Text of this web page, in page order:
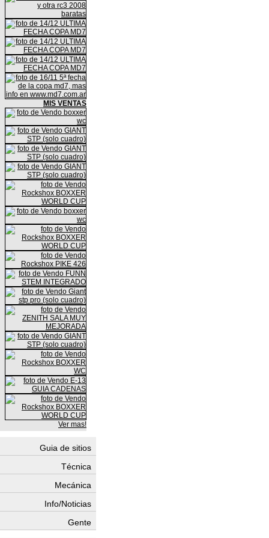
MIS VENTAS
Ver mas!
Guia de sitios
Técnica
Mecánica
Info/Noticias
Gente